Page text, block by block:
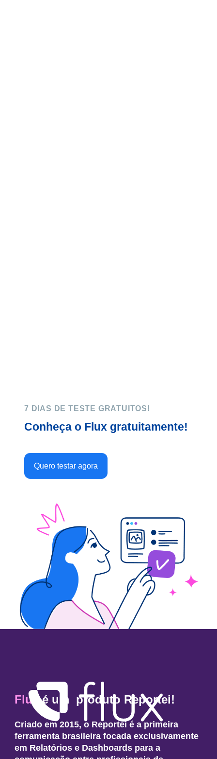
7 DIAS DE TESTE GRATUITOS!
Conheça o Flux gratuitamente!
Quero testar agora
Flux é um produto Reportei!
Criado em 2015, o Reportei é a primeira
ferramenta brasileira focada exclusivamente
em Relatórios e Dashboards para a